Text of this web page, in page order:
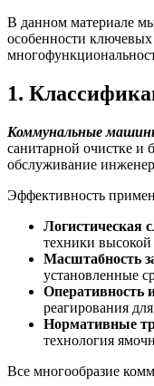
В данном материале
особенности
1.
Коммунальные
санитарной очистке и
обслуживание
Эффективность
Логистическая
техники
Масштабность
установленные
Оперативность
реагирования
Нормативные
технология
Все многообразие